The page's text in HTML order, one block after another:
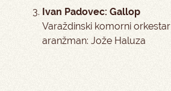
Ivan Padovec: Gallop
Varaždinski komorni orkestar
aranžman: Jože Haluza